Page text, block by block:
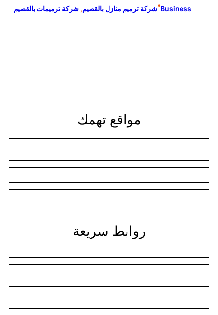
شركة ترميم منازل بالقصيم, شركة ترميمات بالقصيم •Business
مواقع تهمك
روابط سريعة